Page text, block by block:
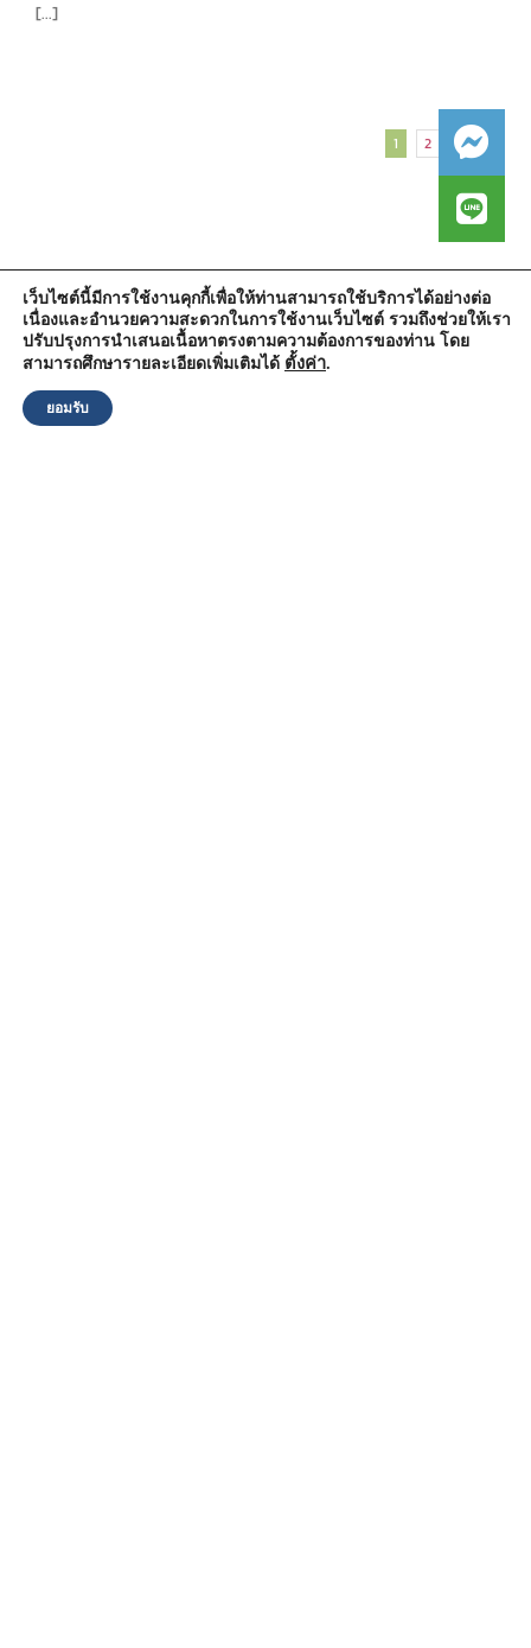
[...]
1 2 Next
สำนักงานองค์การบริหารส่วนตำบลวัดตูม
หมู่ที่ 5 ตำบลวัดตูม อำเภอพระนครศรีอยุธยา จังหวัดพระนครศรีอยุธยา
13000
เว็บไซต์นี้มีการใช้งานคุกกี้เพื่อให้ท่านสามารถใช้บริการได้อย่างต่อ
เนื่องและอำนวยความสะดวกในการใช้งานเว็บไซต์ รวมถึงช่วยให้เรา
ปรับปรุงการนำเสนอเนื้อหาตรงตามความต้องการของท่าน โดย
สามารถศึกษารายละเอียดเพิ่มเติมได้ ตั้งค่า.
ยอมรับ